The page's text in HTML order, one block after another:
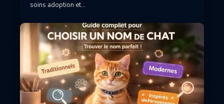
soins adoption et…